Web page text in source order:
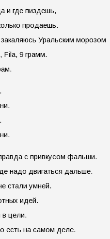
и где пиздешь,
продаешь.
Уральским морозом
9 грамм.
с привкусом фальши.
надо двигаться дальше.
стали умней.
идей.
в цели.
есть на самом деле.